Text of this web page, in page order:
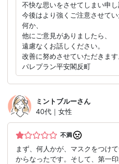
不快な思いをさせてしまい申し
今後はより強くご注意させてい
何か、
他にご意見がありましたら、
遠慮なくお話しください。
改善に努めさせていただきます
パレプラン平安閣反町
ミントブルーさん
40代｜女性
不満
まず、何人かが、マスクをつけ
からなったです。そして、第一